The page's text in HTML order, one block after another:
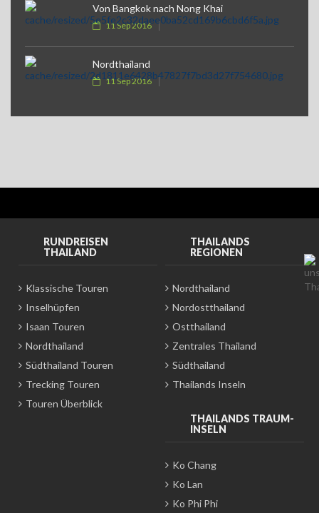
Von Bangkok nach Nong Khai
11 Sep 2016
Nordthailand
11 Sep 2016
RUNDREISEN
THAILAND
Klassische Touren
Inselhüpfen
Isaan Touren
Nordthailand
Südthailand Touren
Trecking Touren
Touren Überblick
THAILANDS
REGIONEN
Nordthailand
Nordostthailand
Ostthailand
Zentrales Thailand
Südthailand
Thailands Inseln
THAILANDS TRAUM-
INSELN
Ko Chang
Ko Lan
Ko Phi Phi